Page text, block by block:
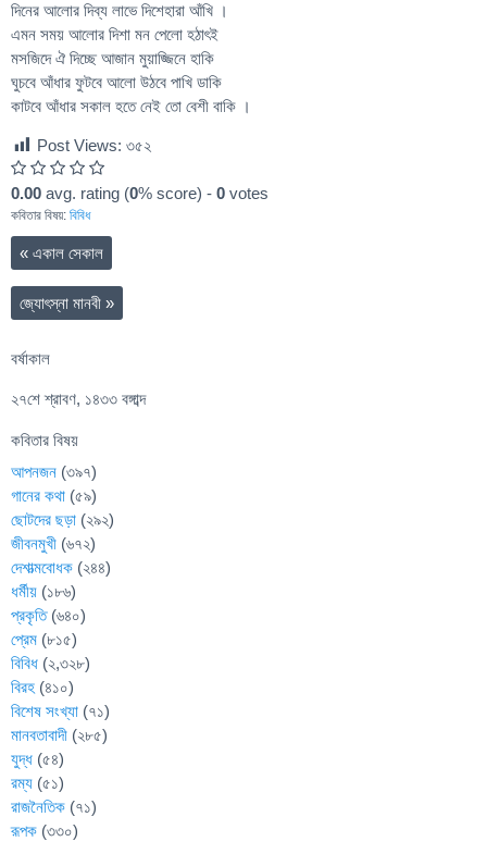
দিনের আলোর দিব্য লাভে দিশেহারা আঁখি ।
এমন সময় আলোর দিশা মন পেলো হঠাৎই
মসজিদে ঐ দিচ্ছে আজান মুয়াজ্জিনে হাকি
ঘুচবে আঁধার ফুটবে আলো উঠবে পাখি ডাকি
কাটবে আঁধার সকাল হতে নেই তো বেশী বাকি ।
Post Views: ৩৫২
0.00 avg. rating (0% score) - 0 votes
কবিতার বিষয়: বিবিধ
« একাল সেকাল
জ্যোৎস্না মানবী »
বর্ষাকাল
২৭শে শ্রাবণ, ১৪৩৩ বঙ্গাব্দ
কবিতার বিষয়
আপনজন (৩৯৭)
গানের কথা (৫৯)
ছোটদের ছড়া (২৯২)
জীবনমুখী (৬৭২)
দেশাত্মবোধক (২৪৪)
ধর্মীয় (১৮৬)
প্রকৃতি(৬৪০)
প্রেম (৮১৫)
বিবিধ (২,৩২৮)
বিরহ (৪১০)
বিশেষ সংখ্যা (৭১)
মানবতাবাদী (২৮৫)
যুদ্ধ (৫৪)
রম্য (৫১)
রাজনৈতিক (৭১)
রূপক (৩৩০)